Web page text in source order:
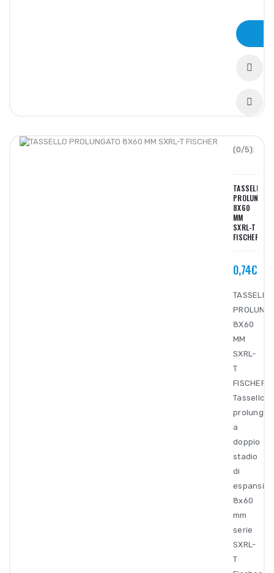
(0/5):
TASSELLO
8X60
MM
SXRL-T
FISCHER
0,74€
TASSELLO
8X60
MM
SXRL-
T
FISCHER
Tassello
a
doppio
stadio
di
8x60
mm
serie
SXRL-
T